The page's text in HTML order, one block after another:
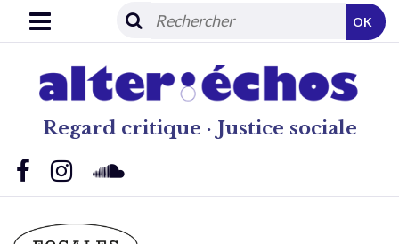
Regard critique · Justice sociale
OK